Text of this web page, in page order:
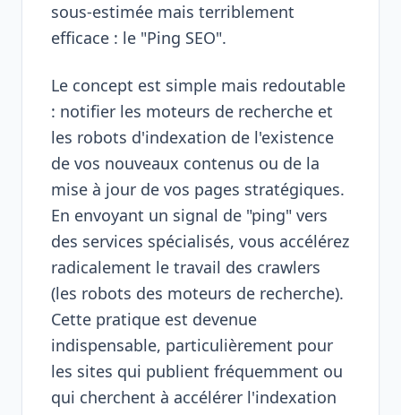
sous-estimée mais terriblement
efficace : le "Ping SEO".
Le concept est simple mais redoutable
: notifier les moteurs de recherche et
les robots d'indexation de l'existence
de vos nouveaux contenus ou de la
mise à jour de vos pages stratégiques.
En envoyant un signal de "ping" vers
des services spécialisés, vous accélérez
radicalement le travail des crawlers
(les robots des moteurs de recherche).
Cette pratique est devenue
indispensable, particulièrement pour
les sites qui publient fréquemment ou
qui cherchent à accélérer l'indexation